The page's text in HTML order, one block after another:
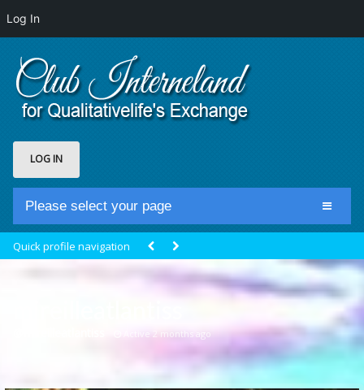
Log In
LOG IN
Please select your page
Quick profile navigation
Active 2 months ago